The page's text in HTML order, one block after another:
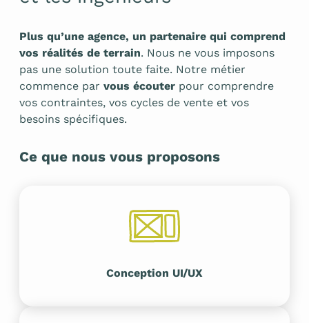
Plus qu’une agence, un partenaire qui comprend
vos réalités de terrain. Nous ne vous imposons
pas une solution toute faite. Notre métier
commence par vous écouter pour comprendre
vos contraintes, vos cycles de vente et vos
besoins spécifiques.
Ce que nous vous proposons
Conception UI/UX